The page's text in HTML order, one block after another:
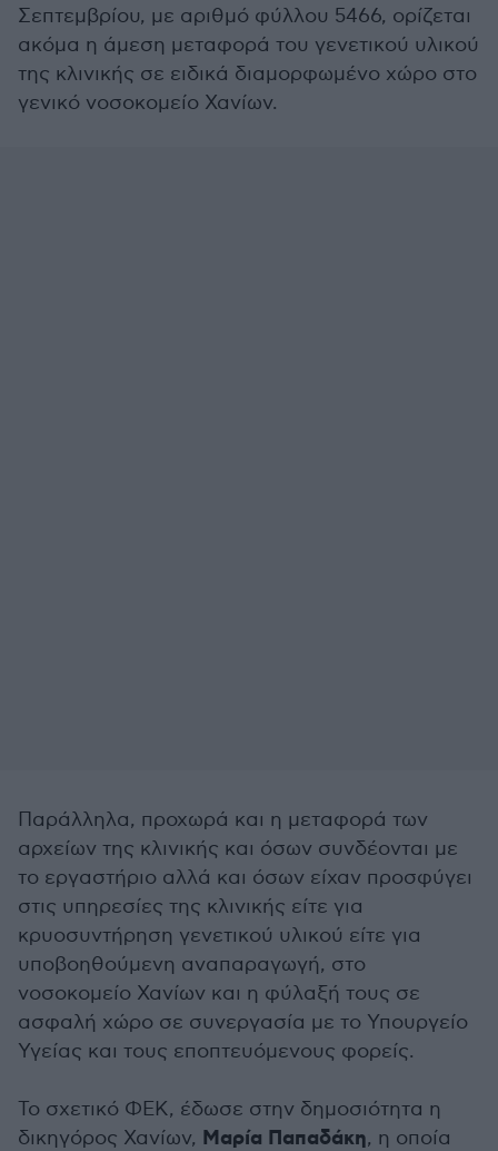
Σεπτεμβρίου, με αριθμό φύλλου 5466, ορίζεται
ακόμα η άμεση μεταφορά του γενετικού υλικού
της κλινικής σε ειδικά διαμορφωμένο χώρο στο
γενικό νοσοκομείο Χανίων.
Παράλληλα, προχωρά και η μεταφορά των
αρχείων της κλινικής και όσων συνδέονται με
το εργαστήριο αλλά και όσων είχαν προσφύγει
στις υπηρεσίες της κλινικής είτε για
κρυοσυντήρηση γενετικού υλικού είτε για
υποβοηθούμενη αναπαραγωγή, στο
νοσοκομείο Χανίων και η φύλαξή τους σε
ασφαλή χώρο σε συνεργασία με το Υπουργείο
Υγείας και τους εποπτευόμενους φορείς.
Το σχετικό ΦΕΚ, έδωσε στην δημοσιότητα η
δικηγόρος Χανίων, Μαρία Παπαδάκη, η οποία